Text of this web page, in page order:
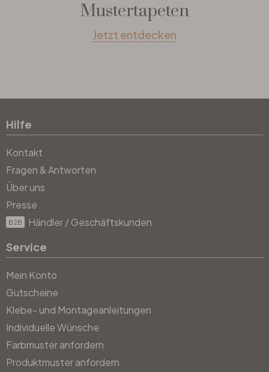
Mustertapeten
Jetzt entdecken
Hilfe
Kontakt
Fragen & Antworten
Über uns
Presse
B2B Händler / Geschäftskunden
Service
Mein Konto
Gutscheine
Klebe- und Montageanleitungen
Individuelle Wünsche
Farbmuster anfordern
Produktmuster anfordern